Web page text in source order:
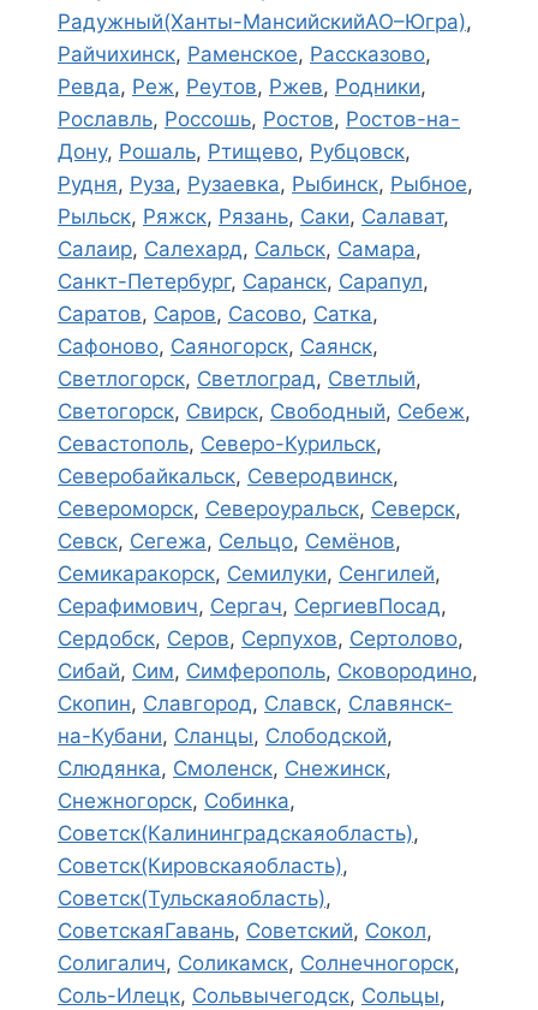
Радужный(Ханты-МансийскийАО–Югра),
Райчихинск, Раменское, Рассказово,
Ревда, Реж, Реутов, Ржев, Родники,
Рославль, Россошь, Ростов, Ростов-на-
Дону, Рошаль, Ртищево, Рубцовск,
Рудня, Руза, Рузаевка, Рыбинск, Рыбное,
Рыльск, Ряжск, Рязань, Саки, Салават,
Салаир, Салехард, Сальск, Самара,
Санкт-Петербург, Саранск, Сарапул,
Саратов, Саров, Сасово, Сатка,
Сафоново, Саяногорск, Саянск,
Светлогорск, Светлоград, Светлый,
Светогорск, Свирск, Свободный, Себеж,
Севастополь, Северо-Курильск,
Северобайкальск, Северодвинск,
Североморск, Североуральск, Северск,
Севск, Сегежа, Сельцо, Семёнов,
Семикаракорск, Семилуки, Сенгилей,
Серафимович, Сергач, СергиевПосад,
Сердобск, Серов, Серпухов, Сертолово,
Сибай, Сим, Симферополь, Сковородино,
Скопин, Славгород, Славск, Славянск-
на-Кубани, Сланцы, Слободской,
Слюдянка, Смоленск, Снежинск,
Снежногорск, Собинка,
Советск(Калининградскаяобласть),
Советск(Кировскаяобласть),
Советск(Тульскаяобласть),
СоветскаяГавань, Советский, Сокол,
Солигалич, Соликамск, Солнечногорск,
Соль-Илецк, Сольвычегодск, Сольцы,